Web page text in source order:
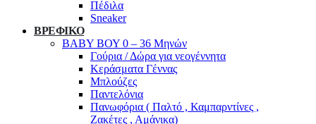
Πέδιλα
Sneaker
ΒΡΕΦΙΚΟ
ΒΑΒΥ ΒΟΥ 0 – 36 Μηνών
Γούρια / Δώρα για νεογέννητα
Κεράσματα Γέννας
Μπλούζες
Παντελόνια
Πανωφόρια ( Παλτό , Καμπαρντίνες ,
Ζακέτες , Αμάνικα)